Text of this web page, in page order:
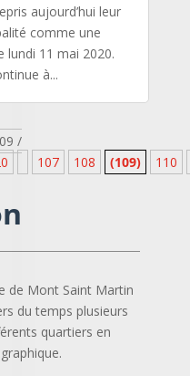
aujourd’hui leur
comme une
lundi 11 mai 2020.
à...
/
107 108 (109) 110
de Mont Saint Martin
du temps plusieurs
quartiers en